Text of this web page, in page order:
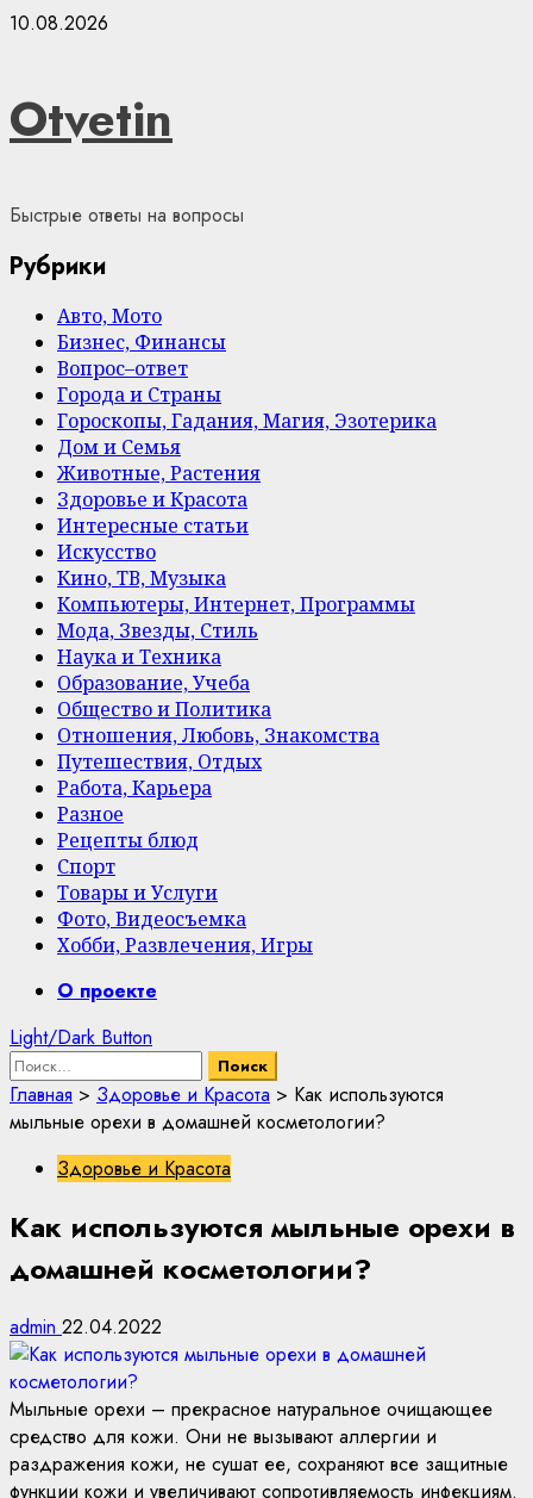
Skip
10.08.2026
Otvetin
Быстрые ответы на вопросы
Рубрики
Авто, Мото
Бизнес, Финансы
Вопрос–ответ
Города и Страны
Гороскопы, Гадания, Магия, Эзотерика
Дом и Семья
Животные, Растения
Здоровье и Красота
Интересные статьи
Искусство
Кино, ТВ, Музыка
Компьютеры, Интернет, Программы
Мода, Звезды, Стиль
Наука и Техника
Образование, Учеба
Общество и Политика
Отношения, Любовь, Знакомства
Путешествия, Отдых
Работа, Карьера
Разное
Рецепты блюд
Спорт
Товары и Услуги
Фото, Видеосъемка
Хобби, Развлечения, Игры
PrimaryО проекте
Light/Dark Button
Найти:
Главная > Здоровье и Красота > Как используются
мыльные орехи в домашней косметологии?
Здоровье и Красота
Как используются мыльные орехи в
домашней косметологии?
admin 22.04.2022
Мыльные орехи – прекрасное натуральное очищающее
средство для кожи. Они не вызывают аллергии и
раздражения кожи, не сушат ее, сохраняют все защитные
функции кожи и увеличивают сопротивляемость инфекциям.